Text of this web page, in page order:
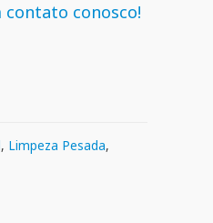
contato conosco!
, Limpeza Pesada,